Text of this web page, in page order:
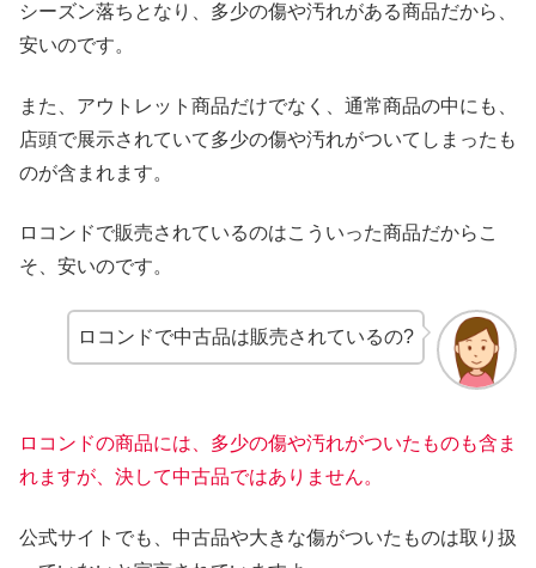
シーズン落ちとなり、多少の傷や汚れがある商品だから、
安いのです。
また、アウトレット商品だけでなく、通常商品の中にも、
店頭で展示されていて多少の傷や汚れがついてしまったも
のが含まれます。
ロコンドで販売されているのはこういった商品だからこ
そ、安いのです。
ロコンドで中古品は販売されているの?
ロコンドの商品には、多少の傷や汚れがついたものも含ま
れますが、決して中古品ではありません。
公式サイトでも、中古品や大きな傷がついたものは取り扱